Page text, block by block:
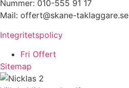
Nummer: 010-555 91 17
Mail: offert@skane-taklaggare.se
Integritetspolicy
Fri Offert
Sitemap